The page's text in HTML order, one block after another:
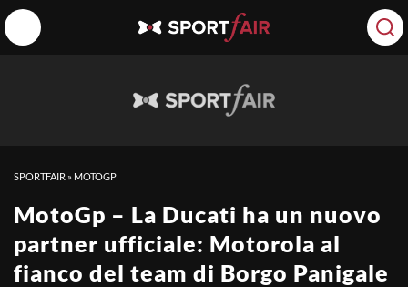
SPORTFAIR » MOTOGP
MotoGp – La Ducati ha un nuovo
partner ufficiale: Motorola al
fianco del team di Borgo Panigale